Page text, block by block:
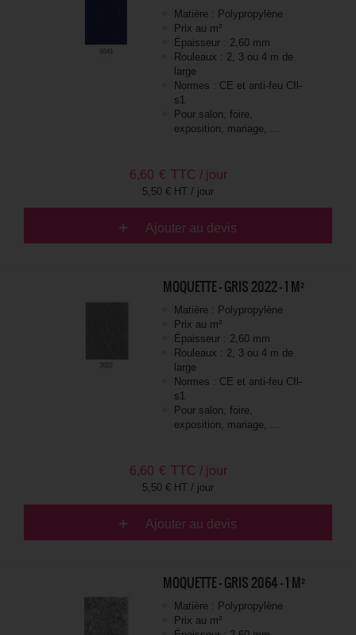
Matière : Polypropylène
Prix au m²
Épaisseur : 2,60 mm
Rouleaux : 2, 3 ou 4 m de
large
Normes : CE et anti-feu Cfl-
s1
Pour salon, foire,
exposition, mariage, ...
6,60 € TTC / jour
5,50 € HT / jour
Ajouter au devis
MOQUETTE - GRIS 2022 - 1 M²
Matière : Polypropylène
Prix au m²
Épaisseur : 2,60 mm
Rouleaux : 2, 3 ou 4 m de
large
Normes : CE et anti-feu Cfl-
s1
Pour salon, foire,
exposition, mariage, ...
6,60 € TTC / jour
5,50 € HT / jour
Ajouter au devis
MOQUETTE - GRIS 2064 - 1 M²
Matière : Polypropylène
Prix au m²